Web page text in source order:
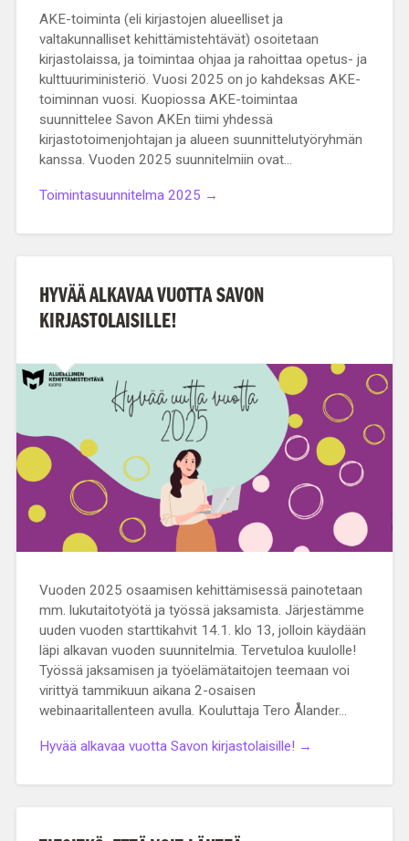
AKE-toiminta (eli kirjastojen alueelliset ja
valtakunnalliset kehittämistehtävät) osoitetaan
kirjastolaissa, ja toimintaa ohjaa ja rahoittaa opetus- ja
kulttuuriministeriö. Vuosi 2025 on jo kahdeksas AKE-
toiminnan vuosi. Kuopiossa AKE-toimintaa
suunnittelee Savon AKEn tiimi yhdessä
kirjastotoimenjohtajan ja alueen suunnittelutyöryhmän
kanssa. Vuoden 2025 suunnitelmiin ovat…
Toimintasuunnitelma 2025 →
HYVÄÄ ALKAVAA VUOTTA SAVON
KIRJASTOLAISILLE!
Vuoden 2025 osaamisen kehittämisessä painotetaan
mm. lukutaitotyötä ja työssä jaksamista. Järjestämme
uuden vuoden starttikahvit 14.1. klo 13, jolloin käydään
läpi alkavan vuoden suunnitelmia. Tervetuloa kuulolle!
Työssä jaksamisen ja työelämätaitojen teemaan voi
virittyä tammikuun aikana 2-osaisen
webinaaritallenteen avulla. Kouluttaja Tero Ålander…
Hyvää alkavaa vuotta Savon kirjastolaisille! →